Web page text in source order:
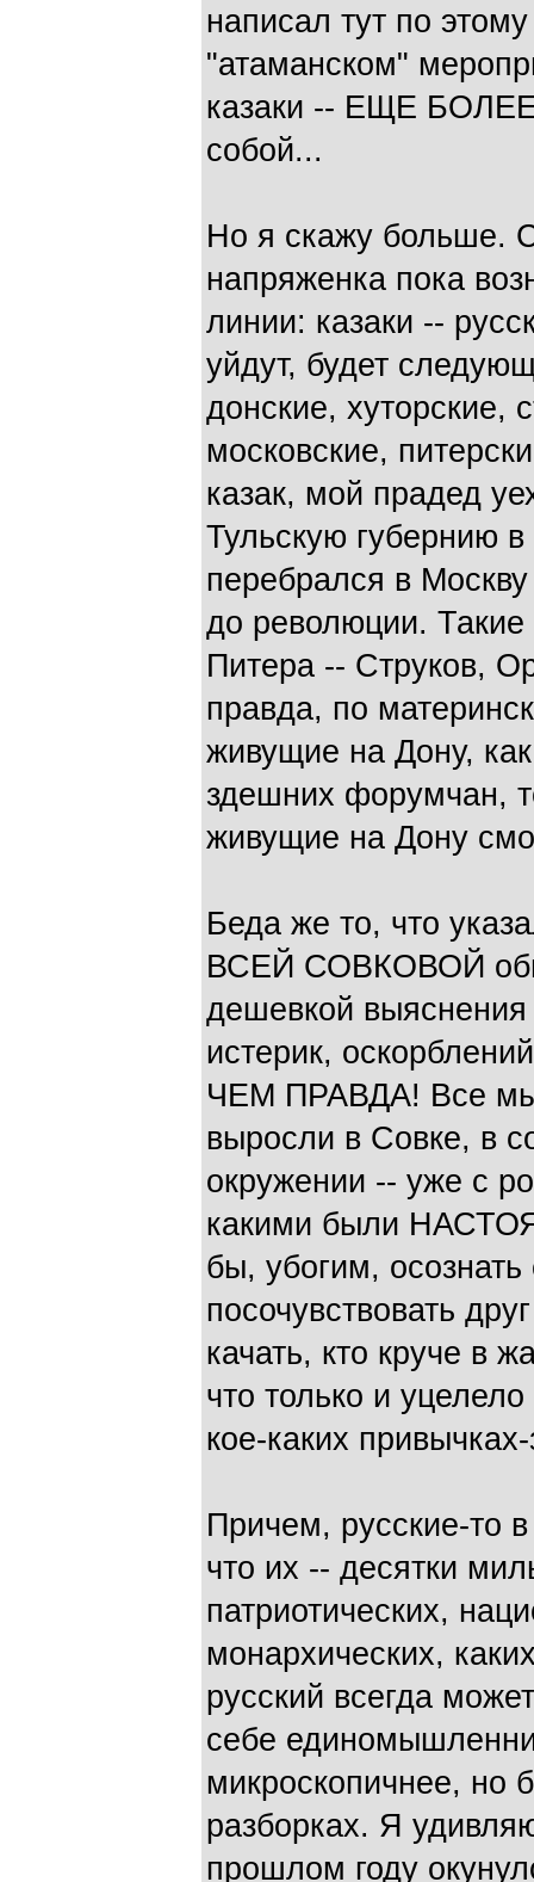
написал тут по
"атаманском"
казаки -- ЕЩЕ
собой...
Но я скажу больше.
напряженка пока
линии: казаки --
уйдут, будет
донские, хуторские,
московские,
казак, мой прадед
Тульскую губернию
перебрался в
до революции. Такие
Питера -- Струков,
правда, по
живущие на Дону,
здешних форумчан,
живущие на Дону
Беда же то, что
ВСЕЙ СОВКОВОЙ
дешевкой выяснения
истерик,
ЧЕМ ПРАВДА! Все мы
выросли в Совке, в
окружении -- уже с
какими были
бы, убогим,
посочувствовать
качать, кто круче в
что только и
кое-каких
Причем, русские-то
что их -- десятки
патриотических,
монархических,
русский всегда
себе
микроскопичнее, но
разборках. Я
прошлом году